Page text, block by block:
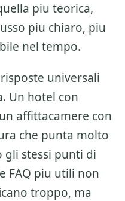
piu teorica,
piu chiaro, piu
nel tempo.
universali
Un hotel con
affittacamere con
che punta molto
gli stessi punti di
FAQ piu utili non
troppo, ma